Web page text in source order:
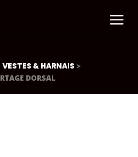
a
VESTES & HARNAIS >
DORSAL